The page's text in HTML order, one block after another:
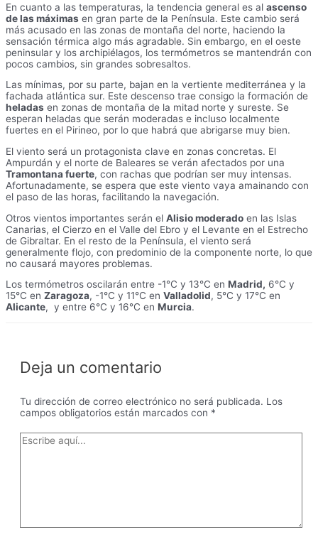
En cuanto a las temperaturas, la tendencia general es al ascenso
de las máximas en gran parte de la Península. Este cambio será
más acusado en las zonas de montaña del norte, haciendo la
sensación térmica algo más agradable. Sin embargo, en el oeste
peninsular y los archipiélagos, los termómetros se mantendrán con
pocos cambios, sin grandes sobresaltos.
Las mínimas, por su parte, bajan en la vertiente mediterránea y la
fachada atlántica sur. Este descenso trae consigo la formación de
heladas en zonas de montaña de la mitad norte y sureste. Se
esperan heladas que serán moderadas e incluso localmente
fuertes en el Pirineo, por lo que habrá que abrigarse muy bien.
El viento será un protagonista clave en zonas concretas. El
Ampurdán y el norte de Baleares se verán afectados por una
Tramontana fuerte, con rachas que podrían ser muy intensas.
Afortunadamente, se espera que este viento vaya amainando con
el paso de las horas, facilitando la navegación.
Otros vientos importantes serán el Alisio moderado en las Islas
Canarias, el Cierzo en el Valle del Ebro y el Levante en el Estrecho
de Gibraltar. En el resto de la Península, el viento será
generalmente flojo, con predominio de la componente norte, lo que
no causará mayores problemas.
Los termómetros oscilarán entre -1°C y 13°C en Madrid, 6°C y
15°C en Zaragoza, -1°C y 11°C en Valladolid, 5°C y 17°C en
Alicante, y entre 6°C y 16°C en Murcia.
Deja un comentario
Tu dirección de correo electrónico no será publicada. Los
campos obligatorios están marcados con *
Escribe